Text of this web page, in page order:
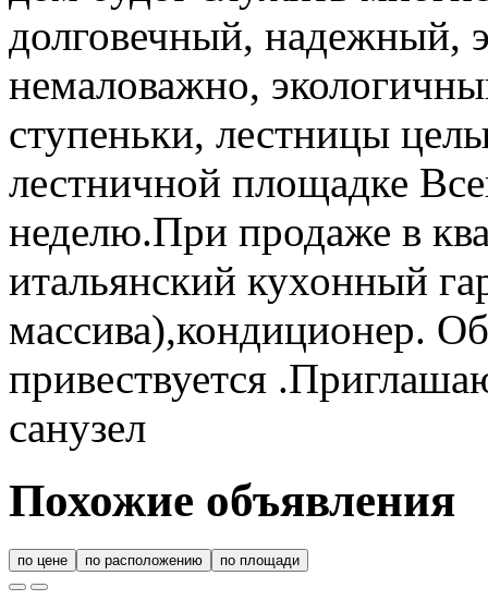
долговечный, надежный,
немаловажно,
ступеньки, лестницы
лестничной площадке
неделю.При продаже в
итальянский кухонный
массива),кондиционер.
привествуется
санузел
Похожие объявления
по цене по расположению по площади